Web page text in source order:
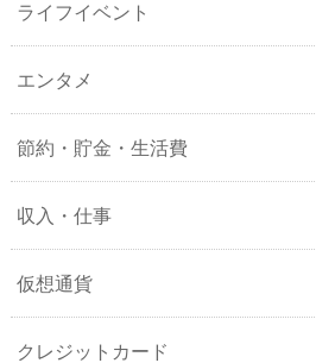
ライフイベント
エンタメ
節約・貯金・生活費
収入・仕事
仮想通貨
クレジットカード